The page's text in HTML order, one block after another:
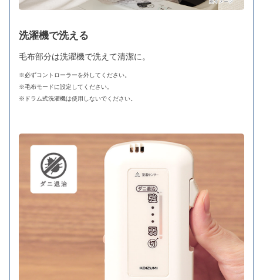
洗濯機で洗える
毛布部分は洗濯機で洗えて清潔に。
※必ずコントローラーを外してください。
※毛布モードに設定してください。
※ドラム式洗濯機は使用しないでください。